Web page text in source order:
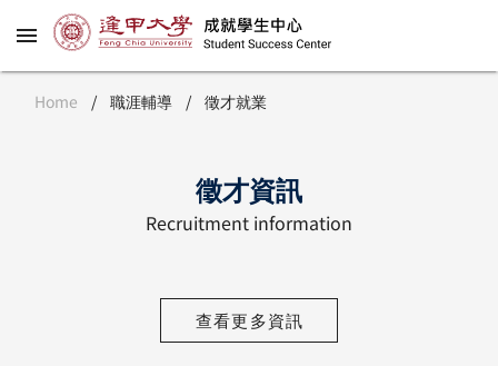
Home / 職涯輔導 / 徵才就業
徵才資訊
Recruitment information
查看更多資訊